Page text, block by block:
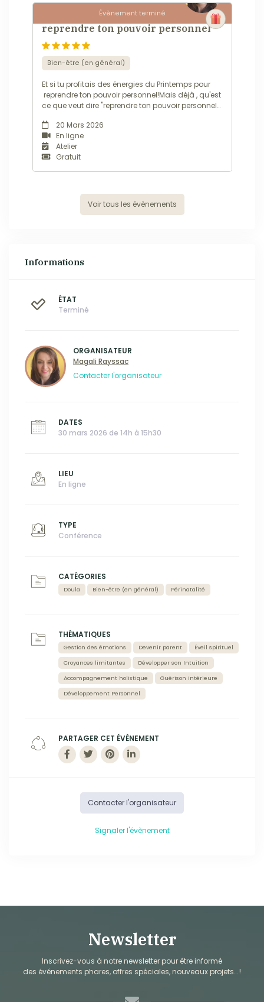
Évènement terminé
L'Expérience InAmMa de Mars pour
reprendre ton pouvoir personnel
Bien-être (en général)
Et si tu profitais des énergies du Printemps pour
reprendre ton pouvoir personnel!Mais déjà , qu'est
ce que veut dire "reprendre ton pouvoir personnel?
d'être sous emprise-d'écouter la voix des autres
que tu prends pour vrai-de dé...
20 Mars 2026
En ligne
Atelier
Gratuit
Voir tous les évènements
Informations
ÉTAT
Terminé
ORGANISATEUR
Magali Rayssac
Contacter l'organisateur
DATES
30 mars 2026 de 14h à 15h30
LIEU
En ligne
TYPE
Conférence
CATÉGORIES
Doula Bien-être (en général) Périnatalité
THÉMATIQUES
Gestion des émotions Devenir parent
Éveil spirituel
Croyances limitantes
Développer son Intuition
Accompagnement holistique
Guérison intérieure
Développement Personnel
PARTAGER CET ÉVÈNEMENT
Contacter l'organisateur
Signaler l'évènement
Newsletter
Inscrivez-vous à notre newsletter pour être informé
des événements phares, offres spéciales, nouveaux projets… !